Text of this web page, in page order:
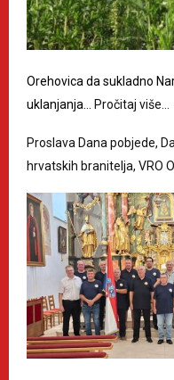
Orehovica da sukladno
uklanjanja…
Pročitaj više…
Proslava Dana pobjede,
hrvatskih branitelja, VRO